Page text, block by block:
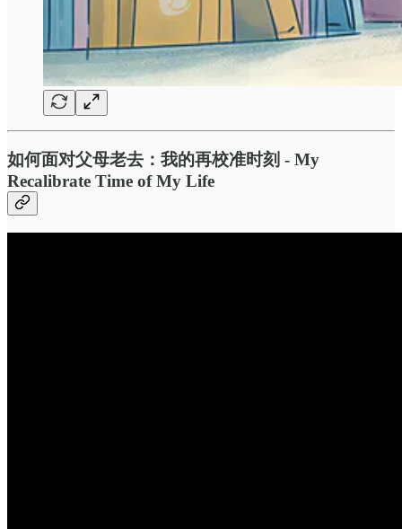
如何面对父母老去：我的再校准时刻 - My
Recalibrate Time of My Life